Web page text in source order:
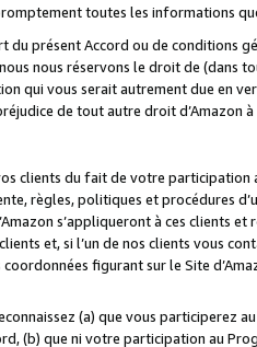
toutes les informations
du présent Accord ou de conditions
nous réservons le droit de (dans
qui vous serait autrement due en
de tout autre droit
clients du fait de votre
règles, politiques et procédures
s’appliqueront à ces clients
et, si l’un de nos clients vous
figurant sur le Site
(a) que vous participerez
(b) que ni votre participation au